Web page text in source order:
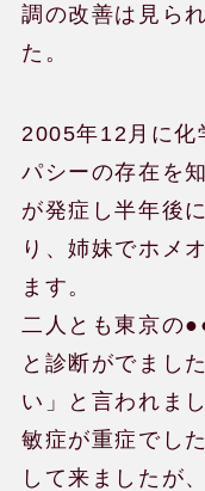
調の改善は見ら
た。
2005年12月に化
パシーの存在を
が発症し半年後
り、姉妹でホメ
ます。
二人とも東京の
と診断がでまし
い」と言われま
敏症が重症でし
して来ましたが